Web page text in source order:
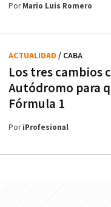
PorMario Luis Romero
Los tres cambios
Autódromo para
Fórmula 1
ACTUALIDAD / CABA
PoriProfesional